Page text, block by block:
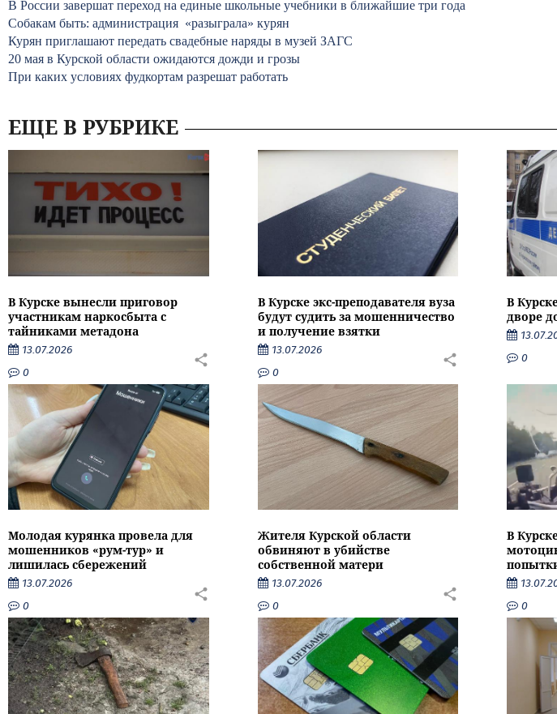
В России завершат переход на единые школьные учебники в ближайшие три года
Собакам быть: администрация «разыграла» курян
Курян приглашают передать свадебные наряды в музей ЗАГС
20 мая в Курской области ожидаются дожди и грозы
При каких условиях фудкортам разрешат работать
ЕЩЕ В РУБРИКЕ
В Курске вынесли приговор
участникам наркосбыта с
тайниками метадона
13.07.2026
0
В Курске экс-преподавателя вуза
будут судить за мошенничество
и получение взятки
13.07.2026
0
В
дворе
0
Молодая курянка провела для
мошенников «рум-тур» и
лишилась сбережений
13.07.2026
0
Жителя Курской области
обвиняют в убийстве
собственной матери
13.07.2026
0
В
0